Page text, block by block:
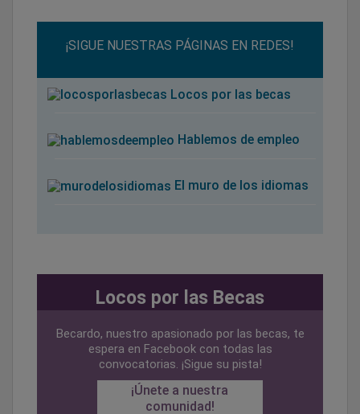
¡SIGUE NUESTRAS PÁGINAS EN REDES!
Locos por las becas
Hablemos de empleo
El muro de los idiomas
Locos por las Becas
Becardo, nuestro apasionado por las becas, te
espera en Facebook con todas las
convocatorias. ¡Sigue su pista!
¡Únete a nuestra
comunidad!